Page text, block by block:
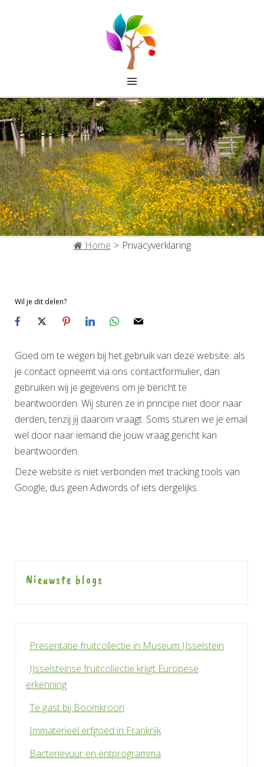
FRUITCOLLECTIE IJSSELSTEIN
Home > Privacyverklaring
Wil je dit delen?
Goed om te wegen bij het gebruik van deze website: als
je contact opneemt via ons contactformulier, dan
gebruiken wij je gegevens om je bericht te
beantwoorden. Wij sturen ze in principe niet door naar
derden, tenzij jij daarom vraagt. Soms sturen we je email
wel door naar iemand die jouw vraag gericht kan
beantwoorden.
Deze website is niet verbonden met tracking tools van
Google, dus geen Adwords of iets dergelijks.
Nieuwste blogs
Presentatie fruitcollectie in Museum IJsselstein
IJsselsteinse fruitcollectie krijgt Europese
erkenning
Te gast bij Boomkroon
Immaterieel erfgoed in Frankrijk
Bacterievuur en entprogramma